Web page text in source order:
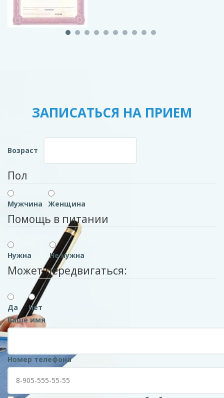
ЗАПИСАТЬСЯ НА ПРИЕМ
Возраст
Пол
Мужчина Женщина
Помощь в питании
Нужна Не нужна
Может передвигаться:
Да
Нет
Ваше имя
Номер телефона